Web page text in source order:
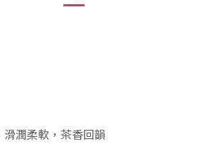
滑潤柔軟，茶香回韻